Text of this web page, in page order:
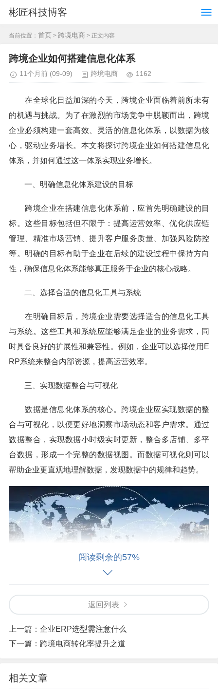
彬匠科技博客
当前位置： 首页 > 跨境电商 > 正文内容
跨境企业如何搭建信息化体系
11个月前 (09-09) 跨境电商 1162
在全球化日益加深的今天，跨境企业面临着前所未有
的机遇与挑战。为了在激烈的市场竞争中脱颖而出，跨境
企业必须构建一套高效、灵活的信息化体系，以数据为核
心，驱动业务增长。本文将探讨跨境企业如何搭建信息化
体系，并如何通过这一体系实现业务增长。
一、明确信息化体系建设的目标
跨境企业在搭建信息化体系前，应首先明确建设的目
标。这些目标包括但不限于：提高运营效率、优化供应链
管理、精准市场营销、提升客户服务质量、加强风险防控
等。明确的目标有助于企业在后续的建设过程中保持方向
性，确保信息化体系能够真正服务于企业的核心战略。
二、选择合适的信息化工具与系统
在明确目标后，跨境企业需要选择适合的信息化工具
与系统。这些工具和系统应能够满足企业的业务需求，同
时具备良好的扩展性和兼容性。例如，企业可以选择使用E
RP系统来整合内部资源，提高运营效率。
三、实现数据整合与可视化
数据是信息化体系的核心。跨境企业应实现数据的整
合与可视化，以便更好地洞察市场动态和客户需求。通过
数据整合，实现数据小时级实时更新，整合多店铺、多平
台数据，形成一个完整的数据视图。而数据可视化则可以
帮助企业更直观地理解数据，发现数据中的规律和趋势。
四、优化业务流程与决策支持
注业务流程的优化和决策支持。通过优化业务流程，企业
可以提高运营效率，降低成本。而决策支持则可以帮助企
阅读剩余的57%
返回列表
上一篇： 企业ERP选型需注意什么
下一篇： 跨境电商转化率提升之道
相关文章